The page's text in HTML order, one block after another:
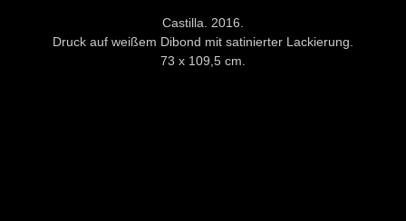
Castilla. 2016.
Druck auf weißem Dibond mit satinierter Lackierung.
73 x 109,5 cm.